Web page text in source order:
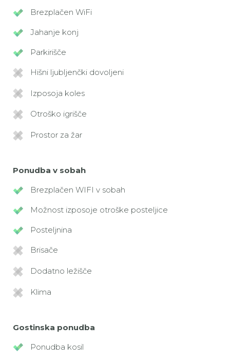
Brezplačen WiFi
Jahanje konj
Parkirišče
Hišni ljubljenčki dovoljeni
Izposoja koles
Otroško igrišče
Prostor za žar
Ponudba v sobah
Brezplačen WIFI v sobah
Možnost izposoje otroške posteljice
Posteljnina
Brisače
Dodatno ležišče
Klima
Gostinska ponudba
Ponudba kosil